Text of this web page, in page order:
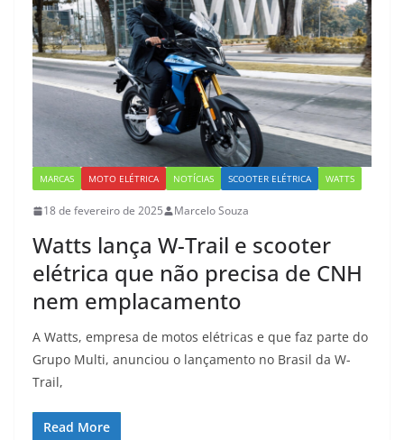
MARCAS MOTO ELÉTRICA NOTÍCIAS SCOOTER ELÉTRICA WATTS
18 de fevereiro de 2025 Marcelo Souza
Watts lança W-Trail e scooter
elétrica que não precisa de CNH
nem emplacamento
A Watts, empresa de motos elétricas e que faz parte do
Grupo Multi, anunciou o lançamento no Brasil da W-
Trail,
Read More